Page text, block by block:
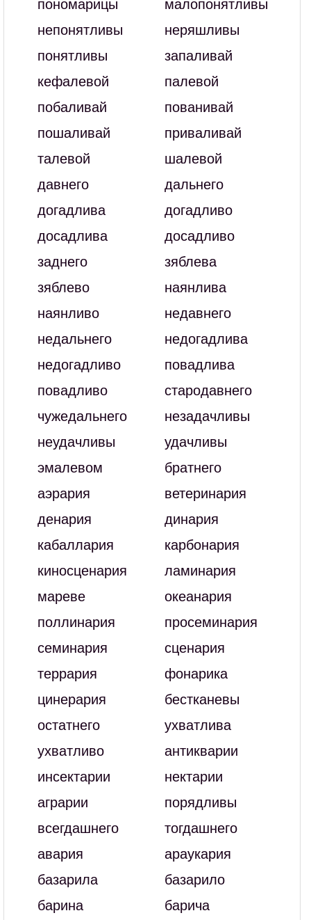
непонятливы
неряшливы
понятливы
запаливай
кефалевой
палевой
побаливай
пованивай
пошаливай
приваливай
талевой
шалевой
давнего
дальнего
догадлива
догадливо
досадлива
досадливо
заднего
зяблева
зяблево
наянлива
наянливо
недавнего
недальнего
недогадлива
недогадливо
повадлива
повадливо
стародавнего
чужедальнего
незадачливы
неудачливы
удачливы
эмалевом
братнего
аэрария
ветеринария
денария
динария
кабаллария
карбонария
киносценария
ламинария
мареве
океанария
поллинария
просеминария
семинария
сценария
террария
фонарика
цинерария
бестканевы
остатнего
ухватлива
ухватливо
антикварии
инсектарии
нектарии
аграрии
порядливы
всегдашнего
тогдашнего
авария
араукария
базарила
базарило
барина
барича